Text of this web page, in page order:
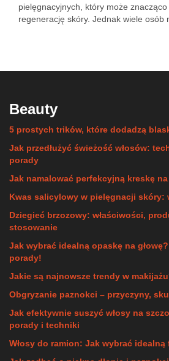
pielęgnacyjnych, który może
regenerację skóry. Jednak wiele osób
Beauty
5 prostych trików, które dodadzą
Jak przedłużyć świeżość włosów:
porady
Jak namalować perfekcyjną kreskę
Kwas salicylowy w pielęgnacji skóry:
Dziegieć brzozowy: właściwości,
stosowanie
Jak wybrać idealną opaskę na
porady!
Jakie są najnowsze trendy w
Obgryzanie paznokci – przyczyny,
Jak efektywnie suszyć włosy na
porady i techniki
Włosy do ramion: Jak wybrać